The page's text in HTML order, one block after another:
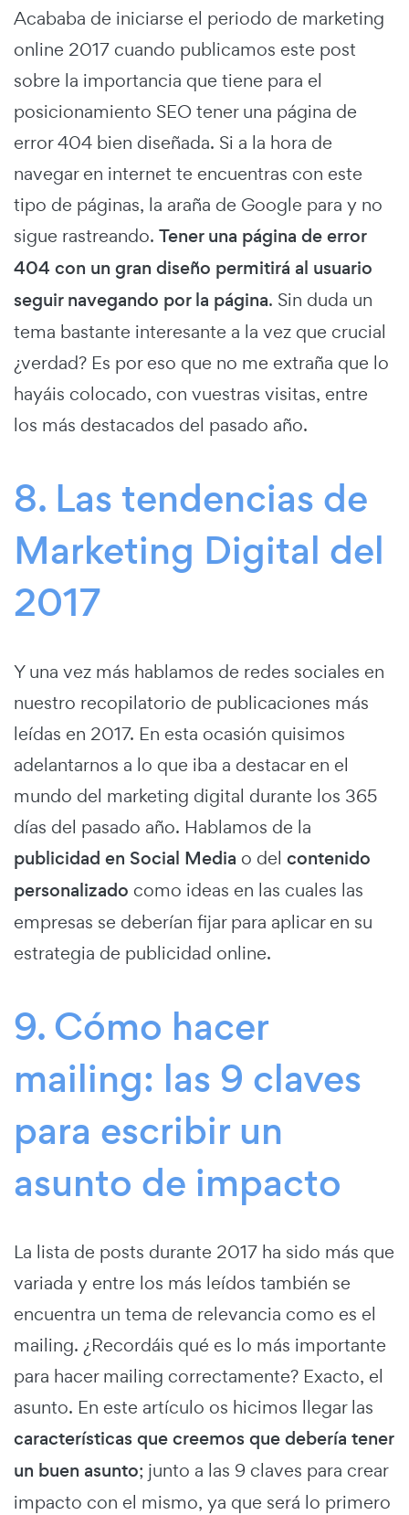
Acababa de iniciarse el periodo de marketing
online 2017 cuando publicamos este post
sobre la importancia que tiene para el
posicionamiento SEO tener una página de
error 404 bien diseñada. Si a la hora de
navegar en internet te encuentras con este
tipo de páginas, la araña de Google para y no
sigue rastreando. Tener una página de error
404 con un gran diseño permitirá al usuario
seguir navegando por la página. Sin duda un
tema bastante interesante a la vez que crucial
¿verdad? Es por eso que no me extraña que lo
hayáis colocado, con vuestras visitas, entre
los más destacados del pasado año.
8. Las tendencias de
Marketing Digital del
2017
Y una vez más hablamos de redes sociales en
nuestro recopilatorio de publicaciones más
leídas en 2017. En esta ocasión quisimos
adelantarnos a lo que iba a destacar en el
mundo del marketing digital durante los 365
días del pasado año. Hablamos de la
publicidad en Social Media o del contenido
personalizado como ideas en las cuales las
empresas se deberían fijar para aplicar en su
estrategia de publicidad online.
9. Cómo hacer
mailing: las 9 claves
para escribir un
asunto de impacto
La lista de posts durante 2017 ha sido más que
variada y entre los más leídos también se
encuentra un tema de relevancia como es el
mailing. ¿Recordáis qué es lo más importante
para hacer mailing correctamente? Exacto, el
asunto. En este artículo os hicimos llegar las
características que creemos que debería tener
un buen asunto; junto a las 9 claves para crear
impacto con el mismo, ya que será lo primero